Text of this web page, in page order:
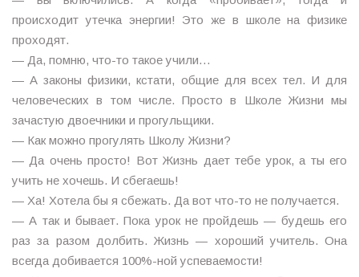
происходит утечка энергии! Это же в школе на физике
проходят.
— Да, помню, что-то такое учили…
— А законы физики, кстати, общие для всех тел. И для
человеческих в том числе. Просто в Школе Жизни мы
зачастую двоечники и прогульщики.
— Как можно прогулять Школу Жизни?
— Да очень просто! Вот Жизнь дает тебе урок, а ты его
учить не хочешь. И сбегаешь!
— Ха! Хотела бы я сбежать. Да вот что-то не получается.
— А так и бывает. Пока урок не пройдешь — будешь его
раз за разом долбить. Жизнь — хороший учитель. Она
всегда добивается 100%-ной успеваемости!